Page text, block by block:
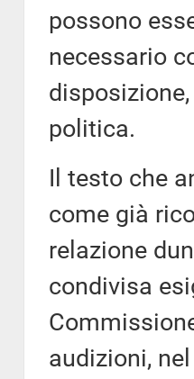
possono
necessario
politica.
Il testo che
come già
relazione
condivisa
audizioni,